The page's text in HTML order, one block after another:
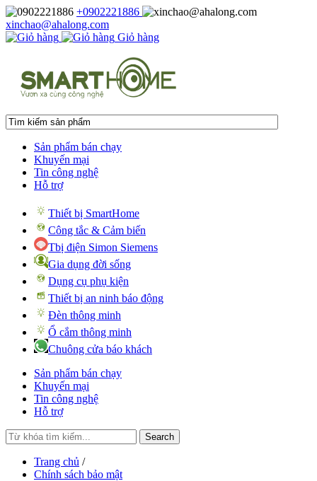
+0902221886
xinchao@ahalong.com
Giỏ hàng
Sản phẩm bán chạy
Khuyến mại
Tin công nghệ
Hỗ trợ
Thiết bị SmartHome
Công tắc & Cảm biến
Tbị điện Simon Siemens
Gia dụng đời sống
Dụng cụ phụ kiện
Thiết bị an ninh báo động
Đèn thông minh
Ổ cắm thông minh
Chuông cửa báo khách
Sản phẩm bán chạy
Khuyến mại
Tin công nghệ
Hỗ trợ
Search
Trang chủ /
Chính sách bảo mật